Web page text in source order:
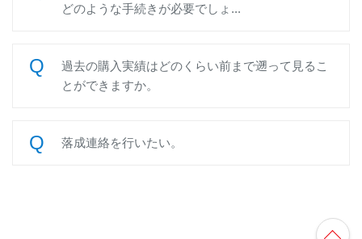
どのような手続きが必要でしょ...
過去の購入実績はどのくらい前まで遡って見るこ
とができますか。
落成連絡を行いたい。
TO